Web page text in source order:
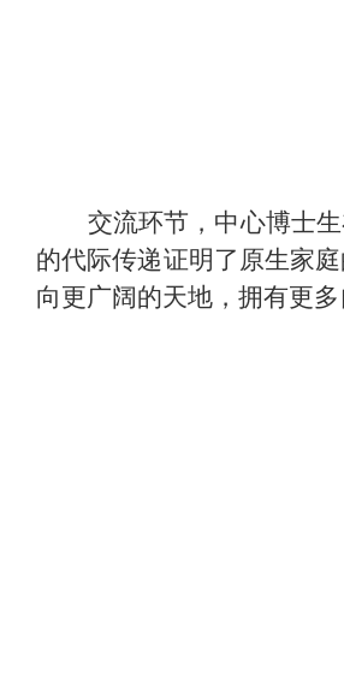
交流环节，中心博士
的代际传递证明了原生家
向更广阔的天地，拥有更